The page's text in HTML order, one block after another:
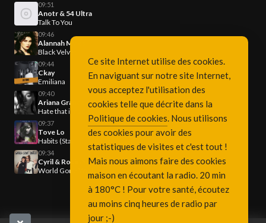
09:51
Anotr & 54 Ultra
Talk To You
09:46
Alannah Myles
Black Velvet
09:44
Ckay
Emiliana
09:40
Ariana Grande
Hate that i made you love me
09:37
Tove Lo
Habits (Stay High) (Hippie Sabotage Remix)
09:34
Cyril & Robin Schulz & Sam Martin
World Gone Wild
Ce site Internet utilise des cookies.
En naviguant sur notre site Internet,
vous acceptez l'utilisation des
cookies telle que décrite dans la
Politique de cookies. Nous utilisons
des cookies pour avoir des
statistiques de visites et c'est tout !
Mais nous aimons faire des cookies
maison en écoutant la radio. 20 min
à 180°C ! Pour votre santé, écoutez
au moins cinq heures de radio par
jour ;-)